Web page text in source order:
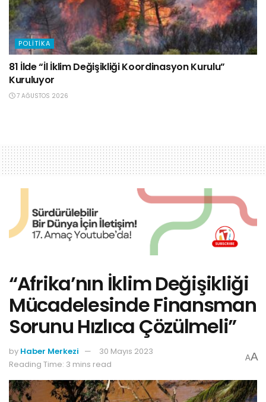
POLITIKA
81 İlde “İl İklim Değişikliği Koordinasyon Kurulu”
Kuruluyor
7 AĞUSTOS 2026
“Afrika’nın İklim Değişikliği
Mücadelesinde Finansman
Sorunu Hızlıca Çözülmeli”
by Haber Merkezi
30 Mayıs 2023
Reading Time: 3 mins read
AA